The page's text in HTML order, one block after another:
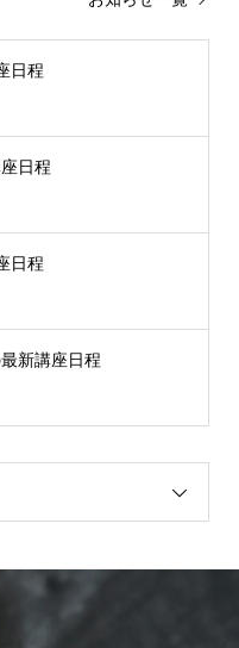
日程
日程
日程
新講座日程